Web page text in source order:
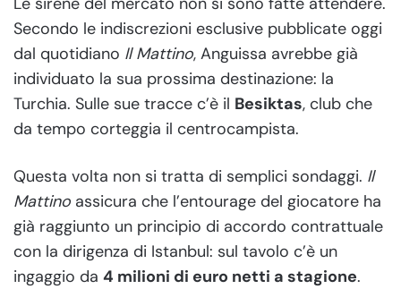
Secondo le indiscrezioni esclusive pubblicate oggi
dal quotidiano Il Mattino, Anguissa avrebbe già
individuato la sua prossima destinazione: la
Turchia. Sulle sue tracce c’è il Besiktas, club che
da tempo corteggia il centrocampista.
Questa volta non si tratta di semplici sondaggi. Il
Mattino assicura che l’entourage del giocatore ha
già raggiunto un principio di accordo contrattuale
con la dirigenza di Istanbul: sul tavolo c’è un
ingaggio da 4 milioni di euro netti a stagione.